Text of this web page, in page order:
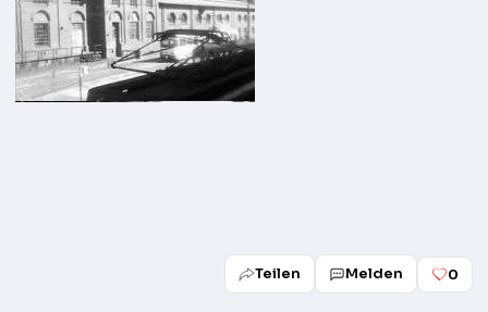
Teilen Melden 0